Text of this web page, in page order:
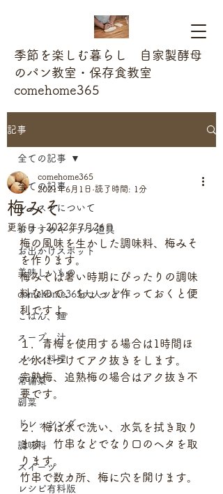
季節を楽しむ暮らし 自家製酵母
のパン教室・保存食教室
comehome365
記事
全ての記事
レッスンについて
おすすめキッチン道具
お出かけスポット
美味しいもの
comehome365大人ツアー
ごはん、麺
スープ、汁
メイン料理
常備菜
副菜
ドレッシング
調味料
スイーツ
レシピ有料版
全ての記事
梅みそ
comehome365
2021年6月1日 読了時間: 1分
更新日：2022年7月26日
梅の風味を生かした調味料、梅みそ
を作ります。
梅みそは暑い時期にぴったりの調味
料なので、ちょっと作っておくと便
利ですよ。
１．青梅を使用する場合は1時間ほ
ど水につけてアク抜きをします。
完熟梅、追熟梅の場合はアク抜き不
要です。
２．梅は水で洗い、水気を拭き取り
ます。竹串などでなり口のヘタを取
ります。
竹串で数カ所、梅に穴を開けます。